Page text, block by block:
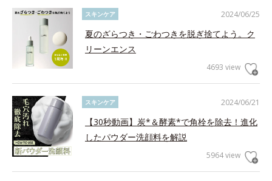
2024/06/25
スキンケア
夏のざらつき・ごわつきを脱ぎ捨てよう。ク
リーンエンス
4693 view
2024/06/21
スキンケア
【30秒動画】炭*＆酵素*で角栓を除去！進化
したパウダー洗顔料を解説
5964 view